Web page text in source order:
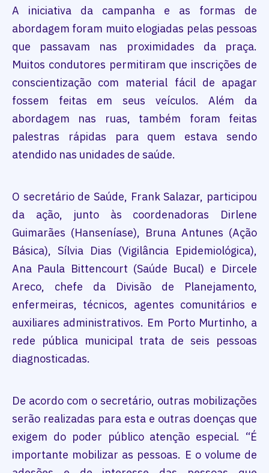
A iniciativa da campanha e as formas de
abordagem foram muito elogiadas pelas pessoas
que passavam nas proximidades da praça.
Muitos condutores permitiram que inscrições de
conscientização com material fácil de apagar
fossem feitas em seus veículos. Além da
abordagem nas ruas, também foram feitas
palestras rápidas para quem estava sendo
atendido nas unidades de saúde.
O secretário de Saúde, Frank Salazar, participou
da ação, junto às coordenadoras Dirlene
Guimarães (Hanseníase), Bruna Antunes (Ação
Básica), Sílvia Dias (Vigilância Epidemiológica),
Ana Paula Bittencourt (Saúde Bucal) e Dircele
Areco, chefe da Divisão de Planejamento,
enfermeiras, técnicos, agentes comunitários e
auxiliares administrativos. Em Porto Murtinho, a
rede pública municipal trata de seis pessoas
diagnosticadas.
De acordo com o secretário, outras mobilizações
serão realizadas para esta e outras doenças que
exigem do poder público atenção especial. “É
importante mobilizar as pessoas. E o volume de